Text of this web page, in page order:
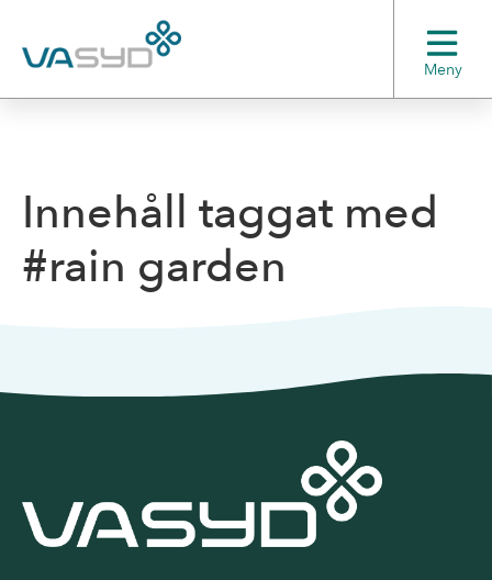
Meny
Innehåll taggat med
#rain garden